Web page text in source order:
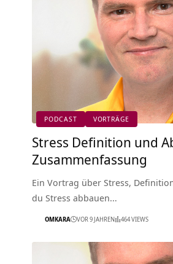
PODCAST VORTRÄGE
Stress Definition und
Zusammenfassung
Ein Vortrag über Stress,
du Stress abbauen…
OMKARA VOR 9 JAHREN 464 VIEWS